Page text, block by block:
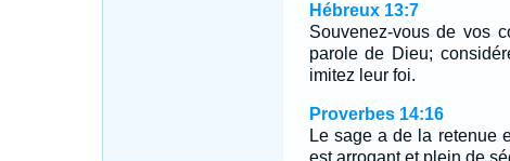
Hébreux 13:7
Souvenez-vous de vos
parole de Dieu;
imitez leur foi.
Proverbes 14:16
Le sage a de la retenue
est arrogant et plein de